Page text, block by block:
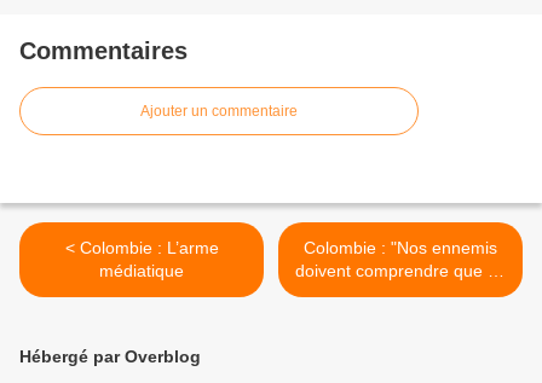
Commentaires
Ajouter un commentaire
< Colombie : L’arme
médiatique
Colombie : "Nos ennemis
doivent comprendre que ce
n'est pas avec une guérilla
Hébergé par Overblog